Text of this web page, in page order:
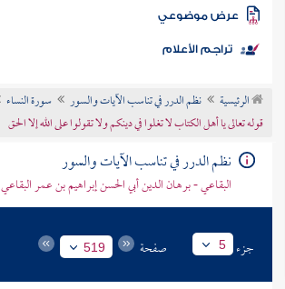
الكتب
موضوعي
تراجم الأعلام
الرئيسية نظم الدرر في تناسب الآيات والسور
سورة النساء
قوله تعالى يا أهل الكتاب لا تغلوا في دينكم ولا تقولوا على الله إلا الحق
نظم الدرر في تناسب الآيات والسور
البقاعي - برهان الدين أبي الحسن إبراهيم بن عمر البقاعي
جزء 5 صفحة 519